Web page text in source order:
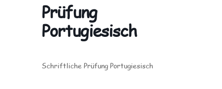
Prüfung
Portugiesisch
Schriftliche Prüfung Portugiesisch